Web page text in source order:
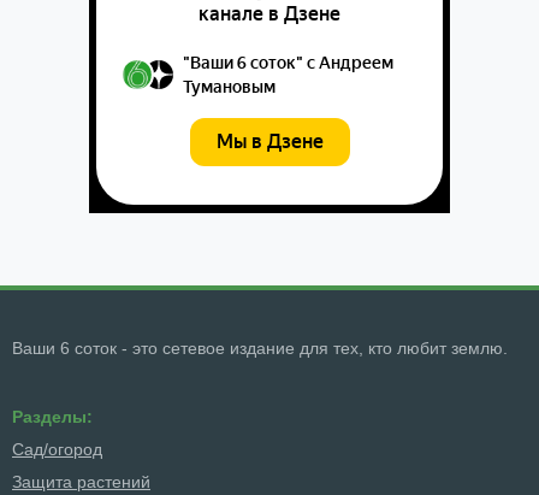
Ваши 6 соток - это сетевое издание для тех, кто любит землю.
Разделы:
Сад/огород
Защита растений